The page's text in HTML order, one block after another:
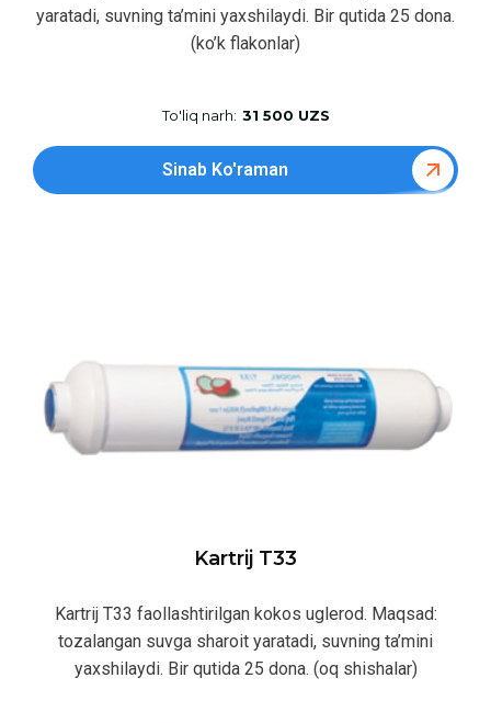
yaratadi, suvning ta’mini yaxshilaydi. Bir qutida 25 dona.
(ko’k flakonlar)
To'liq narh: 31 500 UZS
Sinab Ko'raman
Kartrij T33
Kartrij T33 faollashtirilgan kokos uglerod. Maqsad:
tozalangan suvga sharoit yaratadi, suvning ta’mini
yaxshilaydi. Bir qutida 25 dona. (oq shishalar)